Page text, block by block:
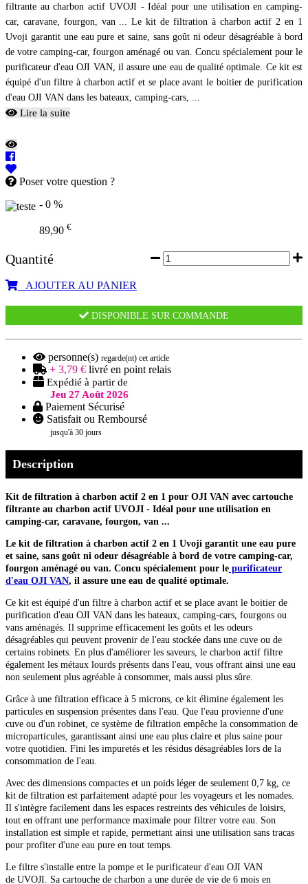
filtrante au charbon actif UVOJI - Idéal pour une utilisation en camping-
car, caravane, fourgon, van ... Le kit de filtration à charbon actif 2 en 1
Uvoji garantit une eau pure et saine, sans goût ni odeur désagréable à bord
de votre camping-car, fourgon aménagé ou van. Concu spécialement pour le
purificateur d'eau OJI VAN, il assure une eau de qualité optimale. Ce kit est
équipé d'un filtre à charbon actif et se place avant le boitier de purification
d'eau OJI VAN dans les bateaux, camping-cars, ...
Lire la suite
Poser votre question ?
- 0 %
89,90 €
Quantité
AJOUTER AU PANIER
DISPONIBLE SUR COMMANDE
personne(s) regarde(nt) cet article
+ 3,79 € livré en point relais
Expédié à partir de
Jeu 27 Août 2026
Paiement Sécurisé
Satisfait ou Remboursé
jusqu'à 30 jours
Description
Kit de filtration à charbon actif 2 en 1 pour OJI VAN avec cartouche
filtrante au charbon actif UVOJI - Idéal pour une utilisation en
camping-car, caravane, fourgon, van ...
Le kit de filtration à charbon actif 2 en 1 Uvoji garantit une eau pure
et saine, sans goût ni odeur désagréable à bord de votre camping-car,
fourgon aménagé ou van. Concu spécialement pour le purificateur
d'eau OJI VAN, il assure une eau de qualité optimale.
Ce kit est équipé d'un filtre à charbon actif et se place avant le boitier de
purification d'eau OJI VAN dans les bateaux, camping-cars, fourgons ou
vans aménagés. Il supprime efficacement les goûts et les odeurs
désagréables qui peuvent provenir de l'eau stockée dans une cuve ou de
certains robinets. En plus d'améliorer les saveurs, le charbon actif filtre
également les métaux lourds présents dans l'eau, vous offrant ainsi une eau
non seulement plus agréable à consommer, mais aussi plus sûre.
Grâce à une filtration efficace à 5 microns, ce kit élimine également les
particules en suspension présentes dans l'eau. Que l'eau provienne d'une
cuve ou d'un robinet, ce système de filtration empêche la consommation de
microparticules, garantissant ainsi une eau plus claire et plus saine pour
votre quotidien. Fini les impuretés et les résidus désagréables lors de la
consommation de l'eau.
Avec des dimensions compactes et un poids léger de seulement 0,7 kg, ce
kit de filtration est parfaitement adapté pour les voyageurs et les nomades.
Il s'intègre facilement dans les espaces restreints des véhicules de loisirs,
tout en offrant une performance maximale pour filtrer votre eau. Son
installation est simple et rapide, permettant ainsi une utilisation sans tracas
pour profiter d'une eau pure en tout temps.
Le filtre s'installe entre la pompe et le purificateur d'eau OJI VAN
de UVOJI. Sa cartouche de charbon a une durée de vie de 6 mois en